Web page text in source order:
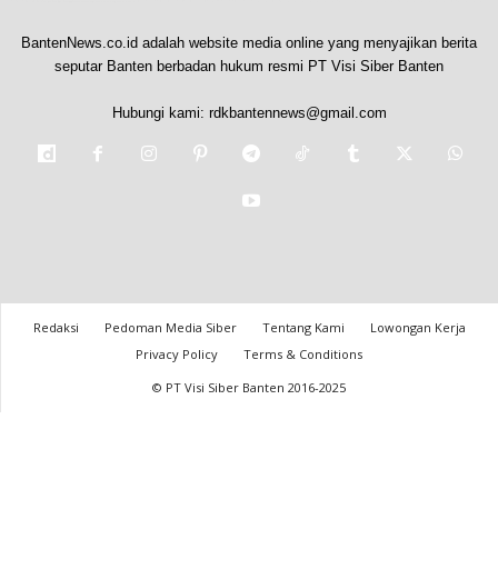
BantenNews.co.id adalah website media online yang menyajikan berita
seputar Banten berbadan hukum resmi PT Visi Siber Banten
Hubungi kami: rdkbantennews@gmail.com
Redaksi Pedoman Media Siber Tentang Kami
Lowongan Kerja
Privacy Policy
Terms & Conditions
© PT Visi Siber Banten 2016-2025